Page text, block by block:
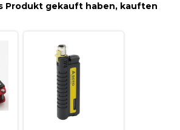
Produkt gekauft haben, kauften